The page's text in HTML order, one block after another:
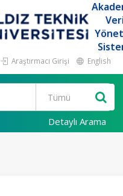
Araştırmacı Girişi English
Detaylı Arama